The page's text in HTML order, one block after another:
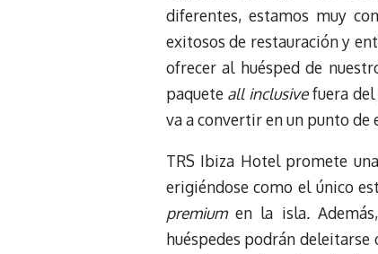
diferentes, estamos muy
exitosos de restauración y
ofrecer al huésped de
paquete all inclusivefuera del
va a convertir en un punto
TRS Ibiza Hotel promete
erigiéndose como el único
premium en la isla.
huéspedes podrán deleitarse